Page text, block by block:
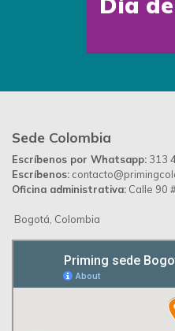
Sede Colombia
Escríbenos por Whatsapp: 313
Escríbenos:
Oficina administrativa: Calle 90
Bogotá, Colombia